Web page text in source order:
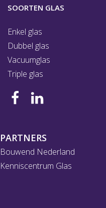
SOORTEN GLAS
Enkel glas
Dubbel glas
Vacuumglas
Triple glas
PARTNERS
Bouwend Nederland
Kenniscentrum Glas